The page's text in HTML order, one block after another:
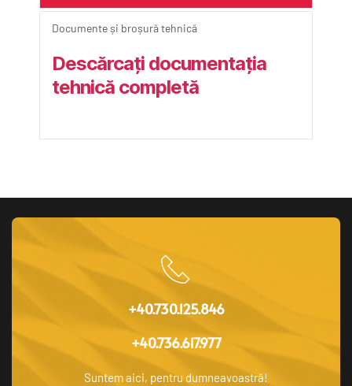
Documente și broșură tehnică
Descărcați documentația
tehnică completă
+40.730.125.846
+40.736.617.977
Suntem aici, pentru dumneavoastră!